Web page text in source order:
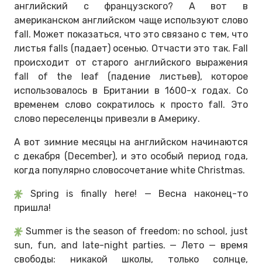
английский с французского? А вот в
американском английском чаще используют слово
fall. Может показаться, что это связано с тем, что
листья falls (падает) осенью. Отчасти это так. Fall
происходит от старого английского выражения
fall of the leaf (падение листьев), которое
использовалось в Британии в 1600-х годах. Со
временем слово сократилось к просто fall. Это
слово переселенцы привезли в Америку.
А вот зимние месяцы на английском начинаются
с декабря (December), и это особый период года,
когда популярно словосочетание white Christmas.
Spring is finally here! — Весна наконец-то
пришла!
Summer is the season of freedom: no school, just
sun, fun, and late-night parties. — Лето — время
свободы: никакой школы, только солнце,